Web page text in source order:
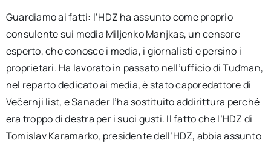
Guardiamo ai fatti: l’HDZ ha assunto come proprio
consulente sui media Miljenko Manjkas, un censore
esperto, che conosce i media, i giornalisti e persino i
proprietari. Ha lavorato in passato nell’ufficio di Tuđman,
nel reparto dedicato ai media, è stato caporedattore di
Večernji list, e Sanader l’ha sostituito addirittura perché
era troppo di destra per i suoi gusti. Il fatto che l’HDZ di
Tomislav Karamarko, presidente dell’HDZ, abbia assunto